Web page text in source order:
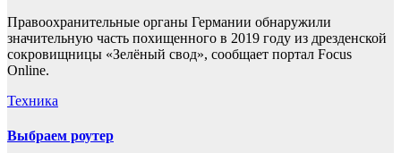
Правоохранительные органы Германии обнаружили
значительную часть похищенного в 2019 году из дрезденской
сокровищницы «Зелёный свод», сообщает портал Focus
Online.
Техника
Выбраем роутер